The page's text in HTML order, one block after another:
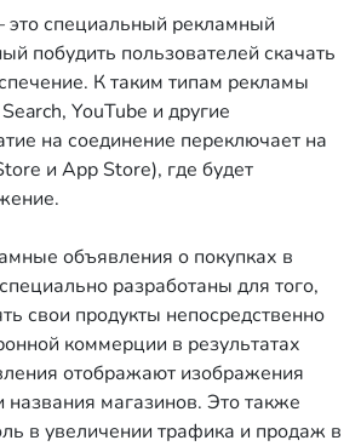
специальный рекламный
побудить пользователей скачать
К таким типам рекламы
YouTube и другие
на соединение переключает на
и App Store), где будет
объявления о покупках в
разработаны для того,
свои продукты непосредственно
коммерции в результатах
отображают изображения
названия магазинов. Это также
в увеличении трафика и продаж в